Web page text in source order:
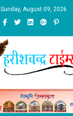
Sunday, August 09, 2026